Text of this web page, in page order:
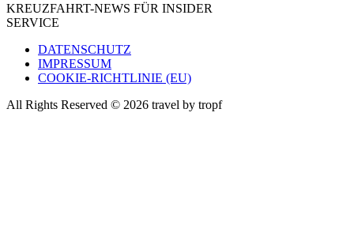
KREUZFAHRT-NEWS FÜR INSIDER
SERVICE
DATENSCHUTZ
IMPRESSUM
COOKIE-RICHTLINIE (EU)
All Rights Reserved © 2026 travel by tropf